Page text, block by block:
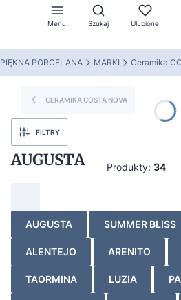
Menu
Otwórz wyszukiwarkę
Szukaj Ulubione
PIĘKNA PORCELANA MARKI Ceramika
CERAMIKA COSTA NOVA
FILTRY
AUGUSTA Produkty: 34
AUGUSTA SUMMER BLISS
ALENTEJO ARENITO
TAORMINA LUZIA